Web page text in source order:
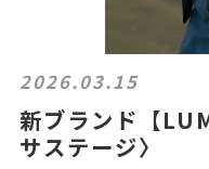
2026.03.15
新ブランド【
サステージ〉